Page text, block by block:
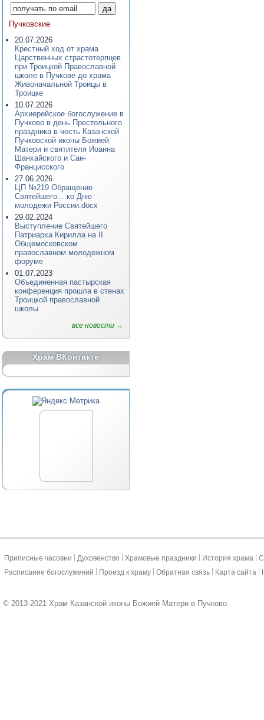
Пучковские
20.07.2026
Крестный ход от храма
Царственных страстотерпцев
при Троицкой Православной
школе в Пучкове до храма
Живоначальной Троицы в
Троицке
10.07.2026
Архиерейское богослужение в
Пучково в день Престольного
праздника в честь Казанской
Пучковской иконы Божией
Матери и святителя Иоанна
Шанхайского и Сан-
Францисского
27.06.2026
ЦП №219 Обращение
Святейшего... ко Дню
молодежи России.docx
29.02.2024
Выступление Святейшего
Патриарха Кирилла на II
Общемосковском
православном молодежном
форуме
01.07.2023
Объединенная пастырская
конференция прошла в стенах
Троицкой православной
школы
все новости →
Храм ВКонтакте
Приписные часовни Духовенство Храмовые праздники История храма
Расписание богослужений
Проезд к храму Обратная связь Карта сайта
© 2013-2021 Храм Казанской иконы Божией Матери в Пучково.